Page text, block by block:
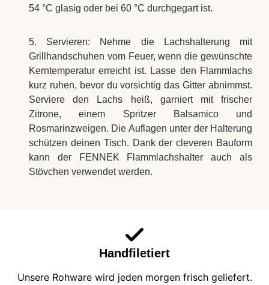
54 °C glasig oder bei 60 °C durchgegart ist.
5. Servieren: Nehme die Lachshalterung mit
Grillhandschuhen vom Feuer, wenn die gewünschte
Kerntemperatur erreicht ist. Lasse den Flammlachs
kurz ruhen, bevor du vorsichtig das Gitter abnimmst.
Serviere den Lachs heiß, garniert mit frischer
Zitrone, einem Spritzer Balsamico und
Rosmarinzweigen. Die Auflagen unter der Halterung
schützen deinen Tisch. Dank der cleveren Bauform
kann der FENNEK Flammlachshalter auch als
Stövchen verwendet werden.
Handfiletiert
Unsere Rohware wird jeden morgen frisch geliefert.